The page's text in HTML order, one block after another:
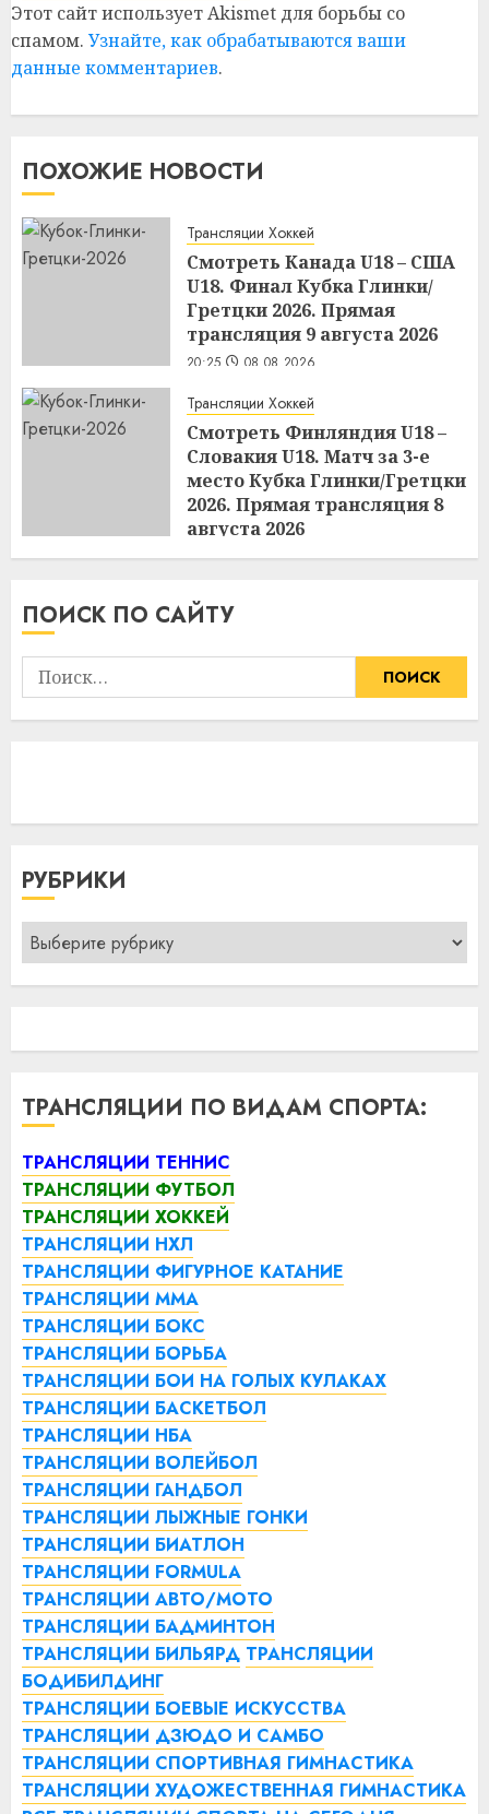
Этот сайт использует Akismet для борьбы со
спамом. Узнайте, как обрабатываются ваши
данные комментариев.
ПОХОЖИЕ НОВОСТИ
Трансляции Хоккей
Смотреть Канада U18 – США
U18. Финал Кубка Глинки/
Гретцки 2026. Прямая
трансляция 9 августа 2026
20:25 08.08.2026
Трансляции Хоккей
Смотреть Финляндия U18 –
Словакия U18. Матч за 3-е
место Кубка Глинки/Гретцки
2026. Прямая трансляция 8
августа 2026
20:24 08.08.2026
ПОИСК ПО САЙТУ
Найти:
РУБРИКИ
Рубрики
ТРАНСЛЯЦИИ ПО ВИДАМ СПОРТА:
ТРАНСЛЯЦИИ ТЕННИС
ТРАНСЛЯЦИИ ФУТБОЛ
ТРАНСЛЯЦИИ ХОККЕЙ
ТРАНСЛЯЦИИ НХЛ
ТРАНСЛЯЦИИ ФИГУРНОЕ КАТАНИЕ
ТРАНСЛЯЦИИ ММА
ТРАНСЛЯЦИИ БОКС
ТРАНСЛЯЦИИ БОРЬБА
ТРАНСЛЯЦИИ БОИ НА ГОЛЫХ КУЛАКАХ
ТРАНСЛЯЦИИ БАСКЕТБОЛ
ТРАНСЛЯЦИИ НБА
ТРАНСЛЯЦИИ ВОЛЕЙБОЛ
ТРАНСЛЯЦИИ ГАНДБОЛ
ТРАНСЛЯЦИИ ЛЫЖНЫЕ ГОНКИ
ТРАНСЛЯЦИИ БИАТЛОН
ТРАНСЛЯЦИИ FORMULA
ТРАНСЛЯЦИИ АВТО/МОТО
ТРАНСЛЯЦИИ БАДМИНТОН
ТРАНСЛЯЦИИ БИЛЬЯРД ТРАНСЛЯЦИИ
БОДИБИЛДИНГ
ТРАНСЛЯЦИИ БОЕВЫЕ ИСКУССТВА
ТРАНСЛЯЦИИ ДЗЮДО И САМБО
ТРАНСЛЯЦИИ СПОРТИВНАЯ ГИМНАСТИКА
ТРАНСЛЯЦИИ ХУДОЖЕСТВЕННАЯ ГИМНАСТИКА